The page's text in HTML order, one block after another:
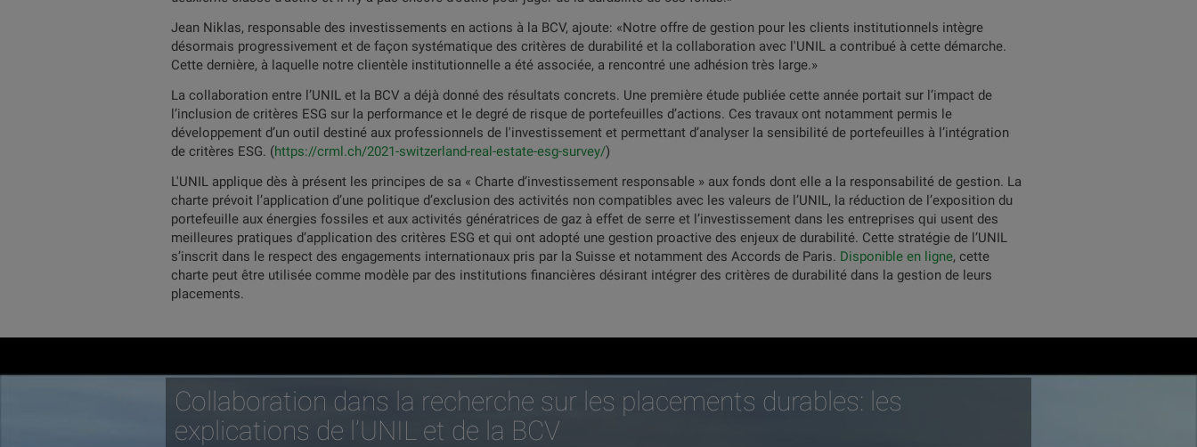
Jean Niklas, responsable des investissements en actions à la BCV, ajoute: «Notre offre de gestion pour les clients institutionnels intègre
désormais progressivement et de façon systématique des critères de durabilité et la collaboration avec l'UNIL a contribué à cette démarche.
Cette dernière, à laquelle notre clientèle institutionnelle a été associée, a rencontré une adhésion très large.»
La collaboration entre l’UNIL et la BCV a déjà donné des résultats concrets. Une première étude publiée cette année portait sur l’impact de
l’inclusion de critères ESG sur la performance et le degré de risque de portefeuilles d’actions. Ces travaux ont notamment permis le
développement d’un outil destiné aux professionnels de l'investissement et permettant d’analyser la sensibilité de portefeuilles à l’intégration
de critères ESG. (https://crml.ch/2021-switzerland-real-estate-esg-survey/)
L'UNIL applique dès à présent les principes de sa « Charte d’investissement responsable » aux fonds dont elle a la responsabilité de gestion. La
charte prévoit l’application d’une politique d’exclusion des activités non compatibles avec les valeurs de l’UNIL, la réduction de l’exposition du
portefeuille aux énergies fossiles et aux activités génératrices de gaz à effet de serre et l’investissement dans les entreprises qui usent des
meilleures pratiques d’application des critères ESG et qui ont adopté une gestion proactive des enjeux de durabilité. Cette stratégie de l’UNIL
s’inscrit dans le respect des engagements internationaux pris par la Suisse et notamment des Accords de Paris. Disponible en ligne, cette
charte peut être utilisée comme modèle par des institutions financières désirant intégrer des critères de durabilité dans la gestion de leurs
placements.
Collaboration dans la recherche sur les placements durables: les
explications de l’UNIL et de la BCV